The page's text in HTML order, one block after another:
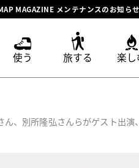
MAGAZINE メンテナンスのお知ら
使う 旅する 楽し
、別所隆弘さんらがゲスト出